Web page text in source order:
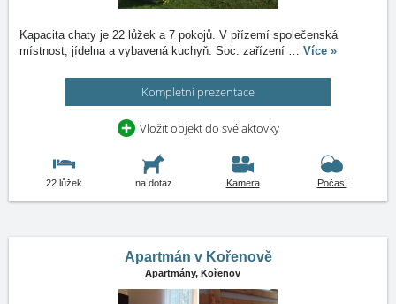
Kapacita chaty je 22 lůžek a 7 pokojů. V přízemí společenská
místnost, jídelna a vybavená kuchyň. Soc. zařízení … Více »
Kompletní prezentace
Vložit objekt do své aktovky
22 lůžek na dotaz Kamera Počasí
Apartmán v Kořenově
Apartmány, Kořenov